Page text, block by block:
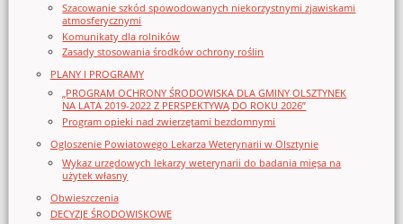
Szacowanie szkód spowodowanych niekorzystnymi zjawiskami
atmosferycznymi
Komunikaty dla rolników
Zasady stosowania środków ochrony roślin
PLANY I PROGRAMY
„PROGRAM OCHRONY ŚRODOWISKA DLA GMINY OLSZTYNEK
NA LATA 2019-2022 Z PERSPEKTYWĄ DO ROKU 2026”
Program opieki nad zwierzętami bezdomnymi
Ogloszenie Powiatowego Lekarza Weterynarii w Olsztynie
Wykaz urzędowych lekarzy weterynarii do badania mięsa na
użytek własny
Obwieszczenia
DECYZJE ŚRODOWISKOWE